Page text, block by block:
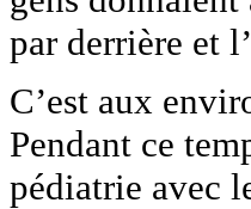
par derrière et
C’est aux
Pendant ce
pédiatrie avec